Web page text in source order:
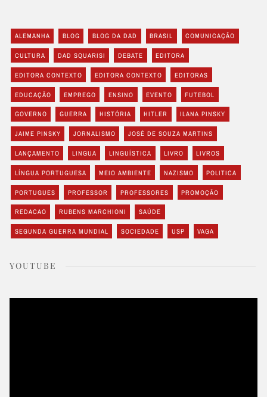
ALEMANHA BLOG BLOG DA DAD BRASIL COMUNICAÇÃO
CULTURA DAD SQUARISI DEBATE EDITORA
EDITORA CONTEXTO EDITORA CONTEXTO EDITORAS
EDUCAÇÃO EMPREGO ENSINO EVENTO FUTEBOL
GOVERNO GUERRA HISTÓRIA HITLER ILANA PINSKY
JAIME PINSKY JORNALISMO JOSÉ DE SOUZA MARTINS
LANÇAMENTO LINGUA LINGUÍSTICA LIVRO LIVROS
LÍNGUA PORTUGUESA MEIO AMBIENTE NAZISMO POLITICA
PORTUGUES PROFESSOR PROFESSORES PROMOÇÃO
REDACAO RUBENS MARCHIONI SAÚDE
SEGUNDA GUERRA MUNDIAL SOCIEDADE USP VAGA
YOUTUBE